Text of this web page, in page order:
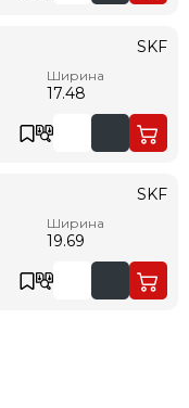
Ширина
17.48
SKF
Ширина
19.69
SKF